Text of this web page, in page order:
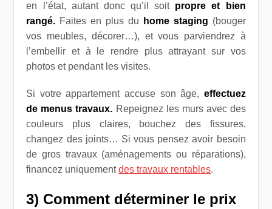
en l’état, autant donc qu’il soit propre et bien
rangé. Faites en plus du home staging (bouger
vos meubles, décorer…), et vous parviendrez à
l’embellir et à le rendre plus attrayant sur vos
photos et pendant les visites.
Si votre appartement accuse son âge, effectuez
de menus travaux. Repeignez les murs avec des
couleurs plus claires, bouchez des fissures,
changez des joints… Si vous pensez avoir besoin
de gros travaux (aménagements ou réparations),
financez uniquementdes travaux rentables.
3) Comment déterminer le prix